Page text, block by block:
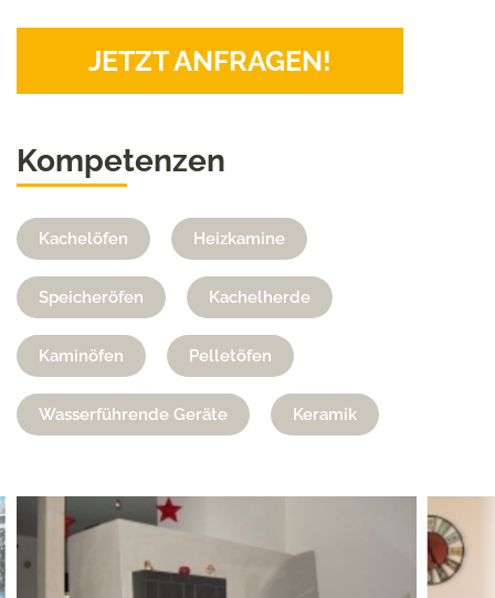
JETZT ANFRAGEN!
Kompetenzen
Kachelöfen Heizkamine
Speicheröfen Kachelherde
Kaminöfen Pelletöfen
Wasserführende Geräte Keramik